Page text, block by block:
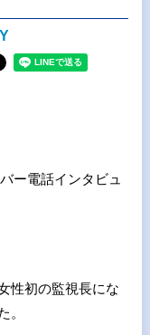
ー電話インタビュ
性初の監視長にな
。